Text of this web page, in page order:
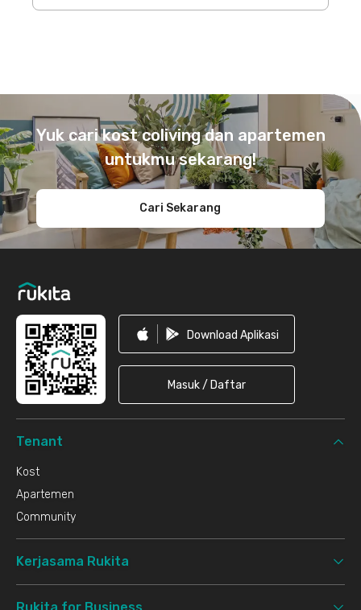
Yuk cari kost coliving dan apartemen
untukmu sekarang!
Cari Sekarang
Download Aplikasi
Masuk / Daftar
Tenant
Kost
Apartemen
Community
Kerjasama Rukita